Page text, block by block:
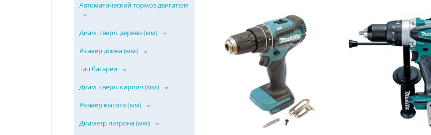
Автоматический тормоз двигателя
Диам. сверл. дерево (мм)
Размер длина (мм)
Тип батареи
Диам. сверл. кирпич (мм)
Размер высота (мм)
Диаметр патрона (мм)